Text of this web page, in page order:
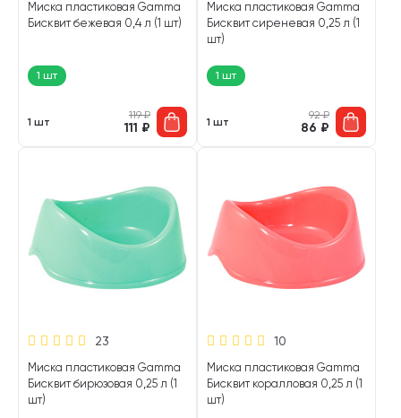
Миска пластиковая Gamma
Бисквит бежевая 0,4 л (1 шт)
1 шт
1 шт
119₽
111 ₽
Миска пластиковая Gamma
Бисквит сиреневая 0,25 л (1
шт)
1 шт
1 шт
92₽
86 ₽
23
Миска пластиковая Gamma
Бисквит бирюзовая 0,25 л (1
шт)
10
Миска пластиковая Gamma
Бисквит коралловая 0,25 л (1
шт)